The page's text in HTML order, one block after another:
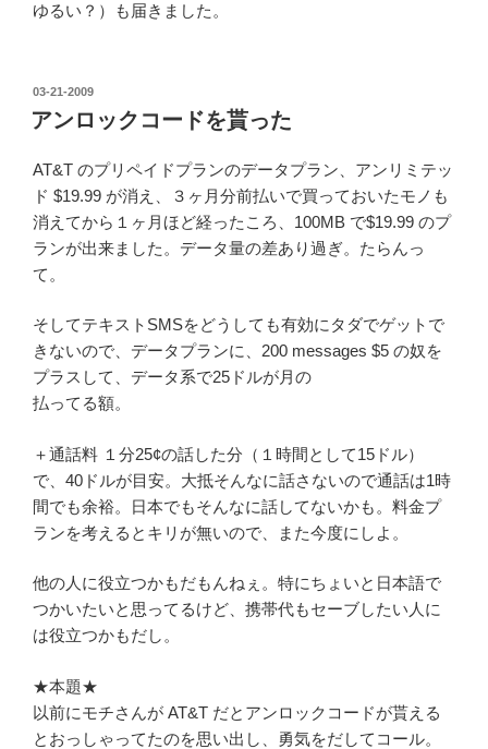
ゆるい？）も届きました。
投
稿
日:
03-21-2009
アンロックコードを貰った
AT&T のプリペイドプランのデータプラン、アンリミテッ
ド $19.99 が消え、３ヶ月分前払いで買っておいたモノも
消えてから１ヶ月ほど経ったころ、100MB で$19.99 のプ
ランが出来ました。データ量の差あり過ぎ。たらんっ
て。
そしてテキストSMSをどうしても有効にタダでゲットで
きないので、データプランに、200 messages $5 の奴を
プラスして、データ系で25ドルが月の
払ってる額。
＋通話料 １分25¢の話した分（１時間として15ドル）
で、40ドルが目安。大抵そんなに話さないので通話は1時
間でも余裕。日本でもそんなに話してないかも。料金プ
ランを考えるとキリが無いので、また今度にしよ。
他の人に役立つかもだもんねぇ。特にちょいと日本語で
つかいたいと思ってるけど、携帯代もセーブしたい人に
は役立つかもだし。
★本題★
以前にモチさんが AT&T だとアンロックコードが貰える
とおっしゃってたのを思い出し、勇気をだしてコール。